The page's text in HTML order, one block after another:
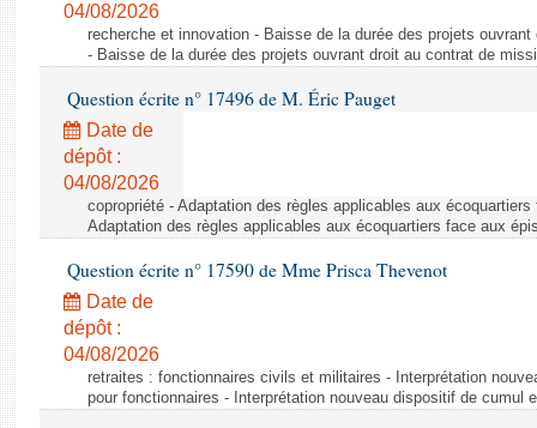
Comptes rendus des débats
04/08/2026
recherche et innovation - Baisse de la durée des projets
- Baisse de la durée des projets ouvrant droit au contrat de
Question écrite n° 17496 de M. Éric Pauget
Date de
dépôt :
04/08/2026
copropriété - Adaptation des règles applicables aux
Adaptation des règles applicables aux écoquartiers face aux
Question écrite n° 17590 de Mme Prisca Thevenot
Date de
dépôt :
04/08/2026
retraites : fonctionnaires civils et militaires - Interprétation
pour fonctionnaires - Interprétation nouveau dispositif de cumul